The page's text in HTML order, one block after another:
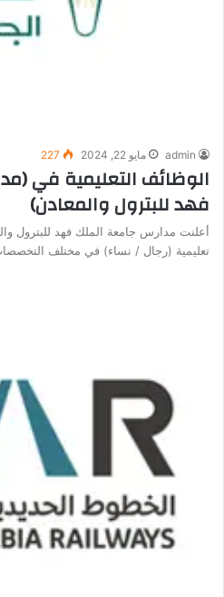
admin مايو 22, 2024 227
الوظائف التعليمية في
فهد للبترول والمعادن)
أعلنت مدارس جامعة الملك فهد للبترول
تعليمية (رجال / نساء) في مختلف